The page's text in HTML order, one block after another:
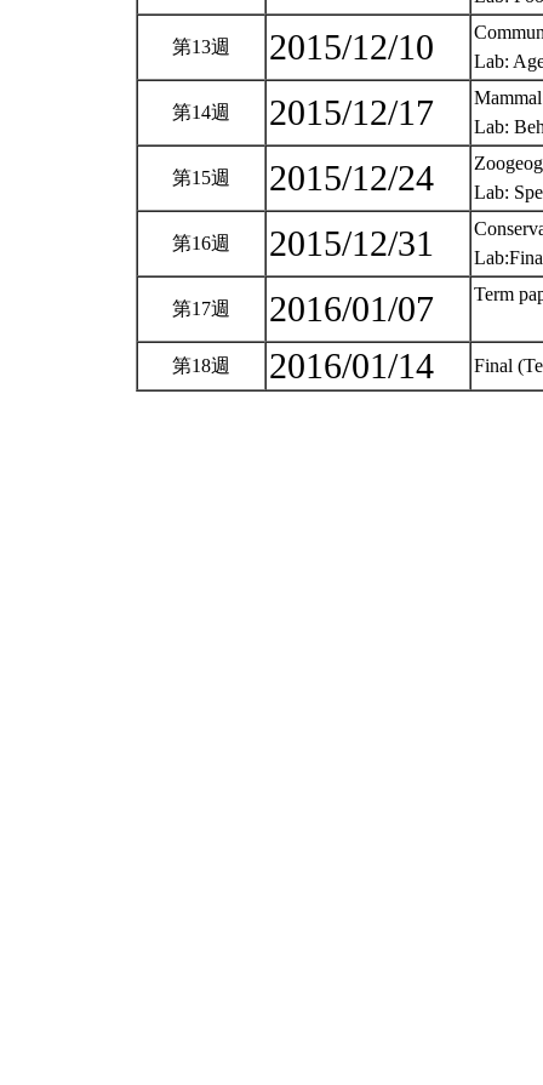
第13週 2015/12/10
Lab:
第14週 2015/12/17
Mammal
Lab:
第15週 2015/12/24
Lab:
第16週 2015/12/31
第17週 2016/01/07 Term
第18週 2016/01/14 Final